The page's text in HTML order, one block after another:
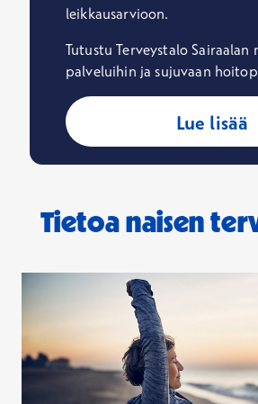
leikkausarvioon.
Tutustu Terveystalo
palveluihin ja sujuvaan
Lue lisää
Tietoa naisen